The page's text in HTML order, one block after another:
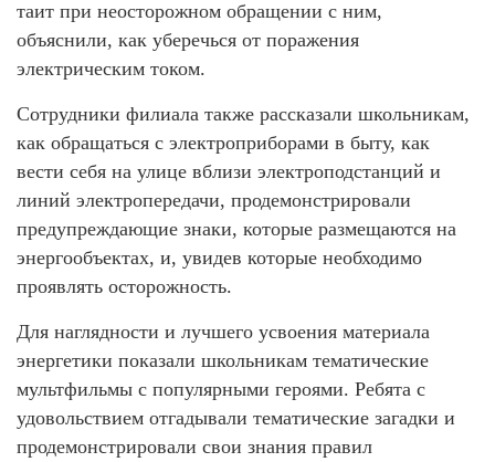
таит при неосторожном обращении с ним,
объяснили, как уберечься от поражения
электрическим током.
Сотрудники филиала также рассказали школьникам,
как обращаться с электроприборами в быту, как
вести себя на улице вблизи электроподстанций и
линий электропередачи, продемонстрировали
предупреждающие знаки, которые размещаются на
энергообъектах, и, увидев которые необходимо
проявлять осторожность.
Для наглядности и лучшего усвоения материала
энергетики показали школьникам тематические
мультфильмы с популярными героями. Ребята с
удовольствием отгадывали тематические загадки и
продемонстрировали свои знания правил